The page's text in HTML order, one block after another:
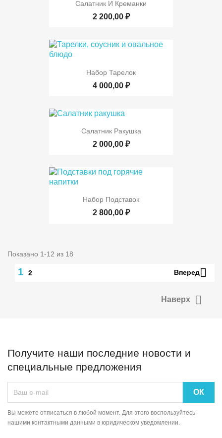
Салатник И Креманки
2 200,00 ₽
Набор Тарелок
4 000,00 ₽
Салатник Ракушка
2 000,00 ₽
Набор Подставок
2 800,00 ₽
Показано 1-12 из 18
1 2 Вперед
Наверх 
Получите наши последние новости и
специальные предложения
Вы можете отписаться в любой момент. Для этого воспользуйтесь
нашими контактными данными в юридическом уведомлении.